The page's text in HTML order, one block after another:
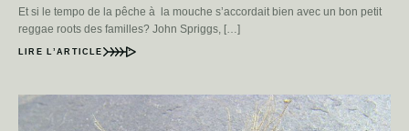
Et si le tempo de la pêche à la mouche s’accordait bien avec un bon petit
reggae roots des familles? John Spriggs, […]
LIRE L’ARTICLE